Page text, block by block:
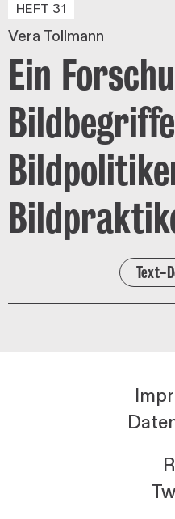
HEFT 31
Vera Tollmann
Ein
Text-